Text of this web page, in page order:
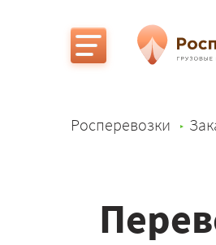
Росперевозки